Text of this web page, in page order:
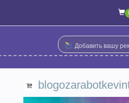
Добавить вашу